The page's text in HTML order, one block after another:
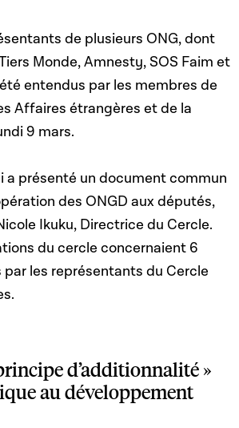
de plusieurs ONG, dont
Monde,Amnesty, SOS Faim et
entendus par les membres de
Affaires étrangères et de la
9 mars.
a présenté un document commun
des ONGD aux députés,
Ikuku, Directrice du Cercle.
du cercle concernaient 6
les représentants du Cercle
d’additionnalité »
au développement